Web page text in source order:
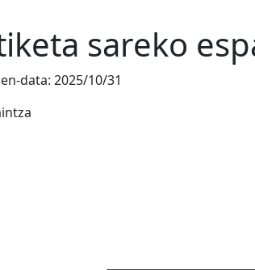
sareko
data: 2025/10/31